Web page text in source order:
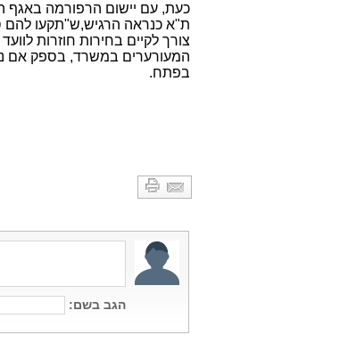
כעת, עם יישום הרפורמה באגף
ת"א כנראה הרגיש,ש"תקעו להם
צורך לקיים בחירות חוזרות
המעורערים במשרד, בספק אם
בפתח.